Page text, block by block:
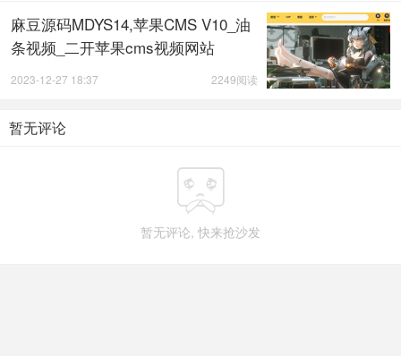
麻豆源码MDYS14,苹果CMS V10_油
条视频_二开苹果cms视频网站
2249阅读
2023-12-27 18:37
暂无评论

暂无评论, 快来抢沙发